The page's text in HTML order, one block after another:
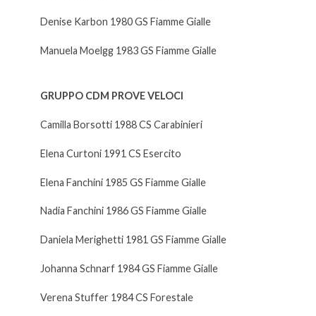
Denise Karbon 1980 GS Fiamme Gialle
Manuela Moelgg 1983 GS Fiamme Gialle
GRUPPO CDM PROVE VELOCI
Camilla Borsotti 1988 CS Carabinieri
Elena Curtoni 1991 CS Esercito
Elena Fanchini 1985 GS Fiamme Gialle
Nadia Fanchini 1986 GS Fiamme Gialle
Daniela Merighetti 1981 GS Fiamme Gialle
Johanna Schnarf 1984 GS Fiamme Gialle
Verena Stuffer 1984 CS Forestale